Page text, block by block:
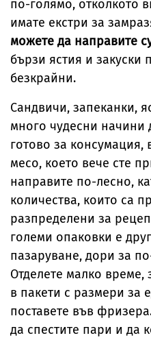
по-голямо, отколкото
имате екстри за
можете да направите
бързи ястия и закуски
безкрайни.
Сандвичи, запеканки,
много чудесни начини
готово за консумация,
месо, което вече сте
направите по-лесно,
количества, които са
разпределени за
големи опаковки е
пазаруване, дори за
Отделете малко време,
в пакети с размери за
поставете във
да спестите пари и да